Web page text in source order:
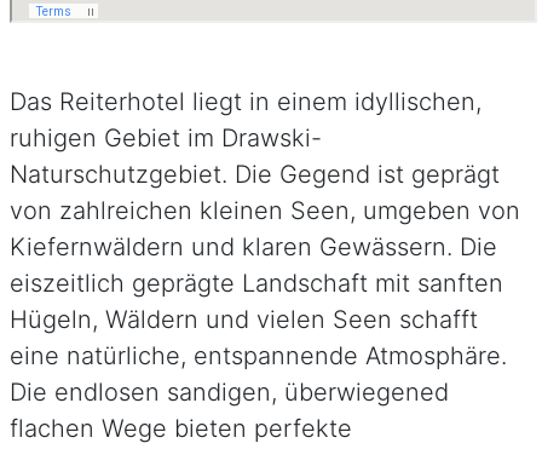
Das Reiterhotel liegt in einem idyllischen,
ruhigen Gebiet im Drawski-
Naturschutzgebiet. Die Gegend ist geprägt
von zahlreichen kleinen Seen, umgeben von
Kiefernwäldern und klaren Gewässern. Die
eiszeitlich geprägte Landschaft mit sanften
Hügeln, Wäldern und vielen Seen schafft
eine natürliche, entspannende Atmosphäre.
Die endlosen sandigen, überwiegened
flachen Wege bieten perfekte